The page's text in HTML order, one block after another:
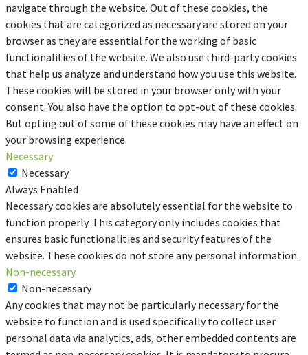
navigate through the website. Out of these cookies, the
cookies that are categorized as necessary are stored on your
browser as they are essential for the working of basic
functionalities of the website. We also use third-party cookies
that help us analyze and understand how you use this website.
These cookies will be stored in your browser only with your
consent. You also have the option to opt-out of these cookies.
But opting out of some of these cookies may have an effect on
your browsing experience.
Necessary
Necessary
Always Enabled
Necessary cookies are absolutely essential for the website to
function properly. This category only includes cookies that
ensures basic functionalities and security features of the
website. These cookies do not store any personal information.
Non-necessary
Non-necessary
Any cookies that may not be particularly necessary for the
website to function and is used specifically to collect user
personal data via analytics, ads, other embedded contents are